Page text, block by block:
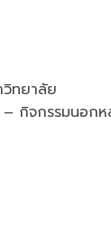
ทยาลัย
กิจกรรมนอก